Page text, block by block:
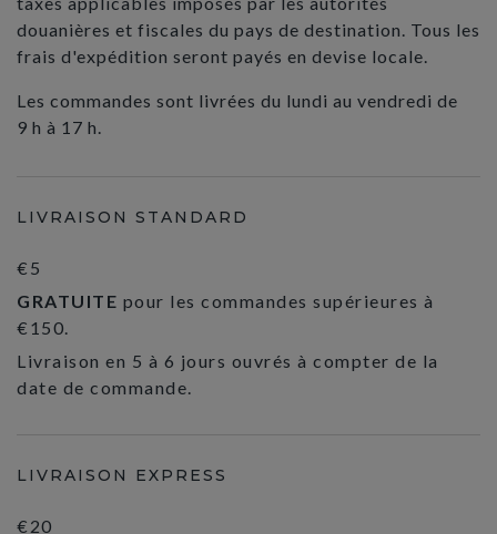
douanières et fiscales du pays de destination. Tous les
frais d'expédition seront payés en devise locale.
Les commandes sont livrées du lundi au vendredi de
9 h à 17 h.
LIVRAISON STANDARD
€5
GRATUITE pour les commandes supérieures à
€150.
Livraison en 5 à 6 jours ouvrés à compter de la
date de commande.
LIVRAISON EXPRESS
€20